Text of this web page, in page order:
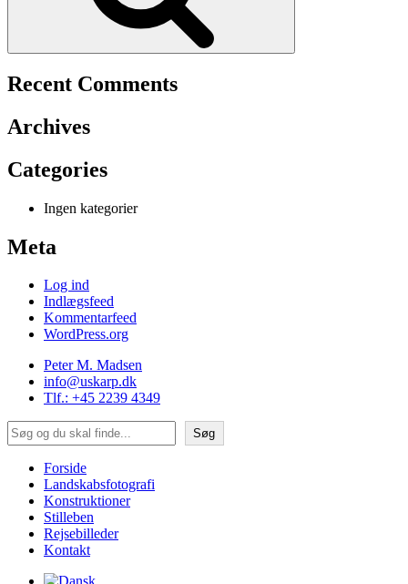
Recent Comments
Archives
Categories
Ingen kategorier
Meta
Log ind
Indlægsfeed
Kommentarfeed
WordPress.org
Peter M. Madsen
info@uskarp.dk
Tlf.: +45 2239 4349
Søg
Søg
Forside
Landskabsfotografi
Konstruktioner
Stilleben
Rejsebilleder
Kontakt